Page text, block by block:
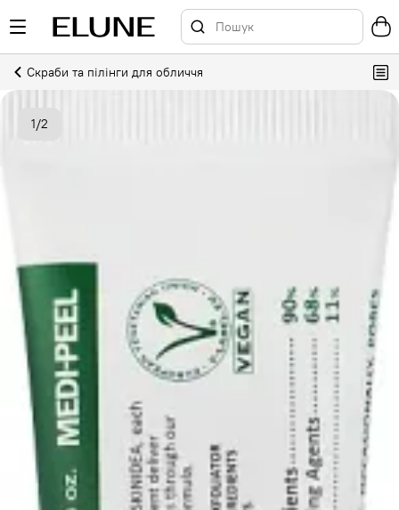
Скраби та пілінги для обличчя
1/2